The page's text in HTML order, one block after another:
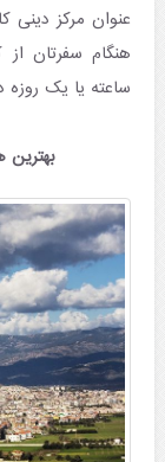
عنوان مرکز دینی
هنگام سفرتان
ساعته یا یک روزه